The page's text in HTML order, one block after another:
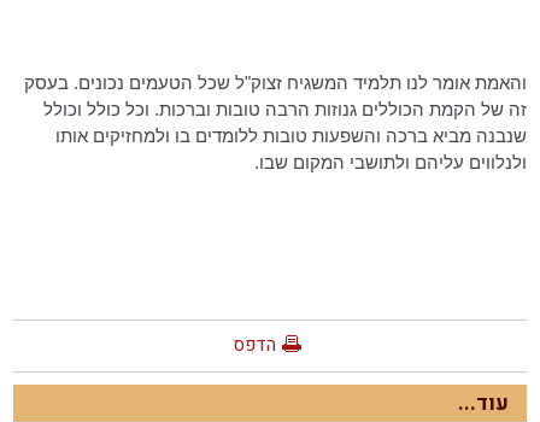
והאמת אומר לנו תלמיד המשגיח זצוק"ל שכל הטעמים נכונים. בעסק
זה של הקמת הכוללים גנוזות הרבה טובות וברכות. וכל כולל וכולל
שנבנה מביא ברכה והשפעות טובות ללומדים בו ולמחזיקים אותו
ולנלווים עליהם ולתושבי המקום שבו.
הדפס
עוד...